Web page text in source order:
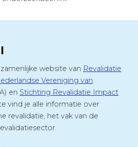
website van Revalidatie
Vereniging van
en Stichting Revalidatie Impact
vind je alle informatie over
revalidatie, het vak van de